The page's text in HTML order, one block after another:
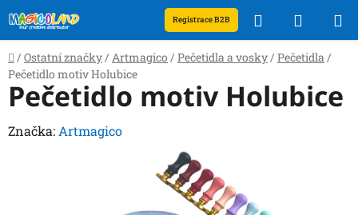
na
obsah
Registrace B2B Hledat
KOŠÍK
Domů
/ Ostatní značky / Artmagico / Pečetidla a vosky / Pečetidla /
Pečetidlo motiv Holubice
Pečetidlo motiv Holubice
Značka: Artmagico